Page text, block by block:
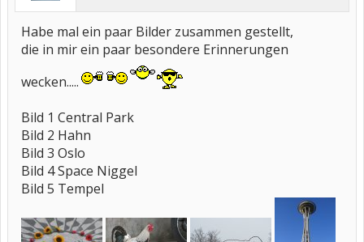
Habe mal ein paar Bilder zusammen gestellt,
die in mir ein paar besondere Erinnerungen
wecken.....
Bild 1 Central Park
Bild 2 Hahn
Bild 3 Oslo
Bild 4 Space Niggel
Bild 5 Tempel